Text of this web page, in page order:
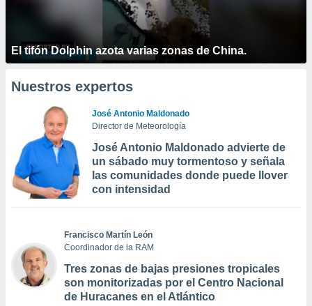
El tifón Dolphin azota varias zonas de China.
Nuestros expertos
José Antonio Maldonado
Director de Meteorología
José Antonio Maldonado advierte de
un sábado muy tormentoso y señala
las comunidades donde puede llover
con intensidad
Francisco Martín León
Coordinador de la RAM
Tres zonas de bajas presiones tropicales
son monitorizadas por el Centro Nacional
de Huracanes en el Atlántico